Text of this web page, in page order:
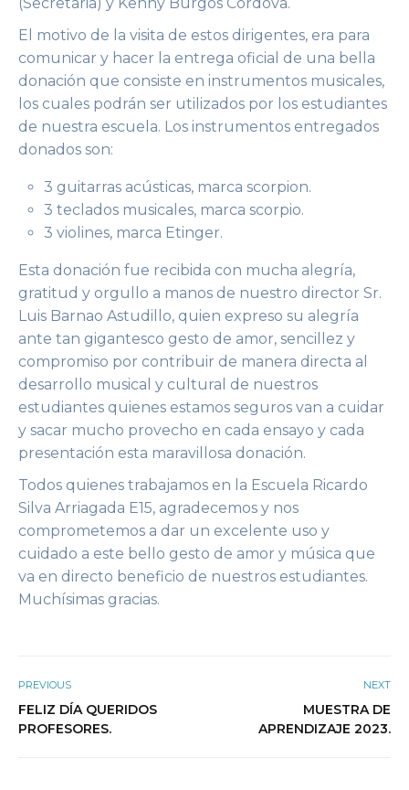
(Secretaria) y Kenny Burgos Córdova.
El motivo de la visita de estos dirigentes, era para
comunicar y hacer la entrega oficial de una bella
donación que consiste en instrumentos musicales,
los cuales podrán ser utilizados por los estudiantes
de nuestra escuela. Los instrumentos entregados
donados son:
3 guitarras acústicas, marca scorpion.
3 teclados musicales, marca scorpio.
3 violines, marca Etinger.
Esta donación fue recibida con mucha alegría,
gratitud y orgullo a manos de nuestro director Sr.
Luis Barnao Astudillo, quien expreso su alegría
ante tan gigantesco gesto de amor, sencillez y
compromiso por contribuir de manera directa al
desarrollo musical y cultural de nuestros
estudiantes quienes estamos seguros van a cuidar
y sacar mucho provecho en cada ensayo y cada
presentación esta maravillosa donación.
Todos quienes trabajamos en la Escuela Ricardo
Silva Arriagada E15, agradecemos y nos
comprometemos a dar un excelente uso y
cuidado a este bello gesto de amor y música que
va en directo beneficio de nuestros estudiantes.
Muchísimas gracias.
PREVIOUS
FELIZ DÍA QUERIDOS
PROFESORES.
NEXT
MUESTRA DE
APRENDIZAJE 2023.